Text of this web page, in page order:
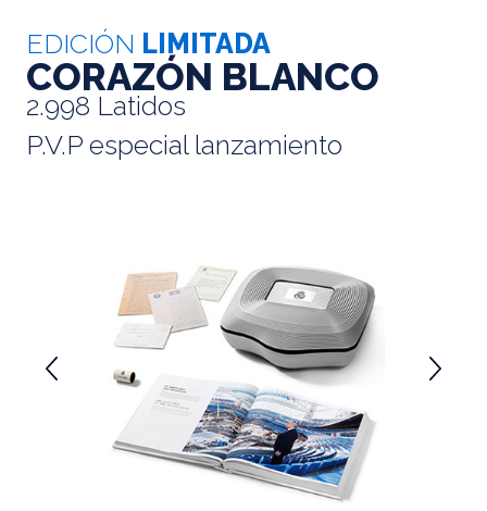
EDICIÓN LIMITADA
CORAZÓN BLANCO
2.998 Latidos
P.V.P especial lanzamiento